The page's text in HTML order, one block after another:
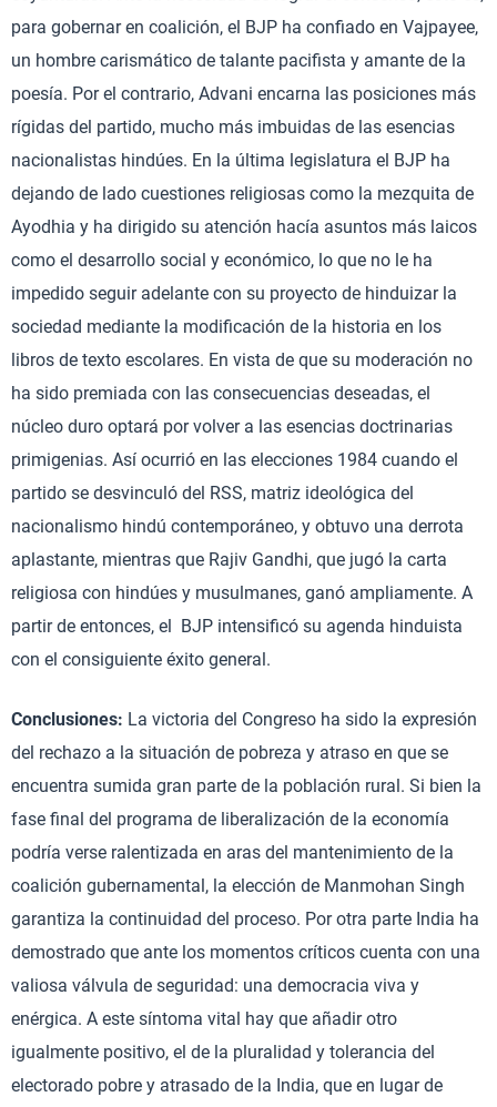
para gobernar en coalición, el BJP ha confiado en Vajpayee,
un hombre carismático de talante pacifista y amante de la
poesía. Por el contrario, Advani encarna las posiciones más
rígidas del partido, mucho más imbuidas de las esencias
nacionalistas hindúes. En la última legislatura el BJP ha
dejando de lado cuestiones religiosas como la mezquita de
Ayodhia y ha dirigido su atención hacía asuntos más laicos
como el desarrollo social y económico, lo que no le ha
impedido seguir adelante con su proyecto de hinduizar la
sociedad mediante la modificación de la historia en los
libros de texto escolares. En vista de que su moderación no
ha sido premiada con las consecuencias deseadas, el
núcleo duro optará por volver a las esencias doctrinarias
primigenias. Así ocurrió en las elecciones 1984 cuando el
partido se desvinculó del RSS, matriz ideológica del
nacionalismo hindú contemporáneo, y obtuvo una derrota
aplastante, mientras que Rajiv Gandhi, que jugó la carta
religiosa con hindúes y musulmanes, ganó ampliamente. A
partir de entonces, el BJP intensificó su agenda hinduista
con el consiguiente éxito general.
Conclusiones: La victoria del Congreso ha sido la expresión
del rechazo a la situación de pobreza y atraso en que se
encuentra sumida gran parte de la población rural. Si bien la
fase final del programa de liberalización de la economía
podría verse ralentizada en aras del mantenimiento de la
coalición gubernamental, la elección de Manmohan Singh
garantiza la continuidad del proceso. Por otra parte India ha
demostrado que ante los momentos críticos cuenta con una
valiosa válvula de seguridad: una democracia viva y
enérgica. A este síntoma vital hay que añadir otro
igualmente positivo, el de la pluralidad y tolerancia del
electorado pobre y atrasado de la India, que en lugar de